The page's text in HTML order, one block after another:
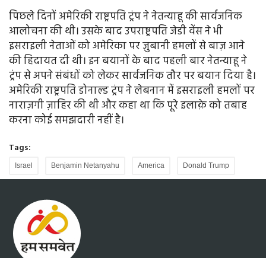
पिछले दिनों अमेरिकी राष्ट्रपति ट्रंप ने नेतन्याहू की सार्वजनिक
आलोचना की थी। उसके बाद उपराष्ट्रपति जेडी वेंस ने भी
इसराइली नेताओं को अमेरिका पर ज़ुबानी हमलों से बाज़ आने
की हिदायत दी थी। इन बयानों के बाद पहली बार नेतन्याहू ने
ट्रंप से अपने संबंधों को लेकर सार्वजनिक तौर पर बयान दिया है।
अमेरिकी राष्ट्रपति डोनाल्ड ट्रंप ने लेबनान में इसराइली हमलों पर
नाराज़गी ज़ाहिर की थी और कहा था कि पूरे इलाक़े को तबाह
करना कोई समझदारी नहीं है।
Tags:
Israel Benjamin Netanyahu America Donald Trump